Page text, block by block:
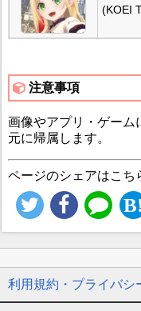
(KOEI
注意事項
画像やアプリ・ゲーム
元に帰属します。
ページのシェアはこち
利用規約・プライバシ